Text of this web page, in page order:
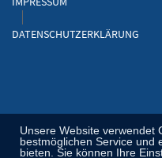
Unsere Website verwendet
bestmöglichen Service und
bieten. Sie können Ihre
DATENSCHUTZERKLÄRUNG